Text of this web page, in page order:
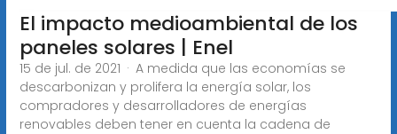
El impacto medioambiental de los
paneles solares | Enel
15 de jul. de 2021 · A medida que las economías se
descarbonizan y prolifera la energía solar, los
compradores y desarrolladores de energías
renovables deben tener en cuenta la cadena de